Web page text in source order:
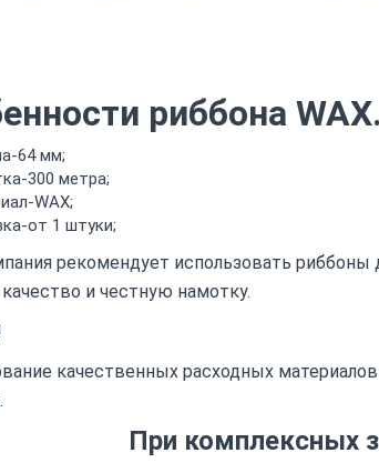
риббона WAX.
64 мм;
300 метра;
WAX;
от 1 штуки;
рекомендует использовать риббоны
и честную намотку.
качественных расходных
При комплексных